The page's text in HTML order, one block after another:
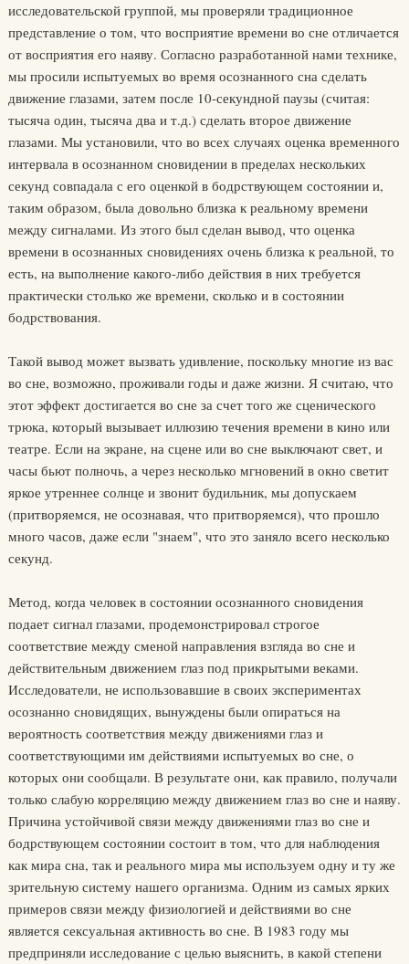
исследовательской группой, мы проверяли традиционное
представление о том, что восприятие времени во сне отличается
от восприятия его наяву. Согласно разработанной нами технике,
мы просили испытуемых во время осознанного сна сделать
движение глазами, затем после 10-секундной паузы (считая:
тысяча один, тысяча два и т.д.) сделать второе движение
глазами. Мы установили, что во всех случаях оценка временного
интервала в осознанном сновидении в пределах нескольких
секунд совпадала с его оценкой в бодрствующем состоянии и,
таким образом, была довольно близка к реальному времени
между сигналами. Из этого был сделан вывод, что оценка
времени в осознанных сновидениях очень близка к реальной, то
есть, на выполнение какого-либо действия в них требуется
практически столько же времени, сколько и в состоянии
бодрствования.
Такой вывод может вызвать удивление, поскольку многие из вас
во сне, возможно, проживали годы и даже жизни. Я считаю, что
этот эффект достигается во сне за счет того же сценического
трюка, который вызывает иллюзию течения времени в кино или
театре. Если на экране, на сцене или во сне выключают свет, и
часы бьют полночь, а через несколько мгновений в окно светит
яркое утреннее солнце и звонит будильник, мы допускаем
(притворяемся, не осознавая, что притворяемся), что прошло
много часов, даже если "знаем", что это заняло всего несколько
секунд.
Метод, когда человек в состоянии осознанного сновидения
подает сигнал глазами, продемонстрировал строгое
соответствие между сменой направления взгляда во сне и
действительным движением глаз под прикрытыми веками.
Исследователи, не использовавшие в своих экспериментах
осознанно сновидящих, вынуждены были опираться на
вероятность соответствия между движениями глаз и
соответствующими им действиями испытуемых во сне, о
которых они сообщали. В результате они, как правило, получали
только слабую корреляцию между движением глаз во сне и наяву.
Причина устойчивой связи между движениями глаз во сне и
бодрствующем состоянии состоит в том, что для наблюдения
как мира сна, так и реального мира мы используем одну и ту же
зрительную систему нашего организма. Одним из самых ярких
примеров связи между физиологией и действиями во сне
является сексуальная активность во сне. В 1983 году мы
предприняли исследование с целью выяснить, в какой степени